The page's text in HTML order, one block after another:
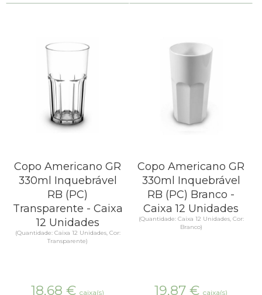
Copo Americano GR
330ml Inquebrável
RB (PC)
Transparente - Caixa
12 Unidades
(Quantidade: Caixa 12 Unidades, Cor:
Transparente)
18,68 € caixa(s)
Copo Americano GR
330ml Inquebrável
RB (PC) Branco -
Caixa 12 Unidades
(Quantidade: Caixa 12 Unidades, Cor:
Branco)
19,87 € caixa(s)